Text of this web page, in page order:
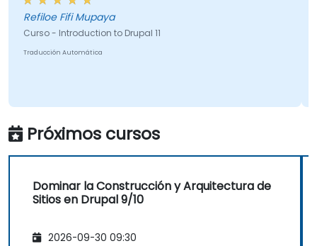
Refiloe Fifi Mupaya
Curso - Introduction to Drupal 11
Traducción Automática
Próximos cursos
Dominar la Construcción y Arquitectura de
Sitios en Drupal 9/10
2026-09-30 09:30